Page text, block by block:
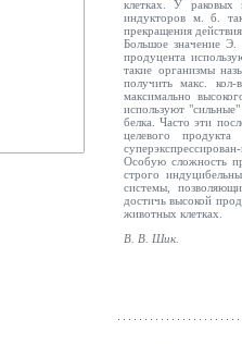
клетках. У раковых
индукторов м. б.
прекращения
Большое значение Э.
продуцента
такие организмы
получить макс.
максимально
используют
белка. Часто эти
целевого
Особую сложность
строго
системы,
достичь высокой
животных клетках.
В. В. Шик